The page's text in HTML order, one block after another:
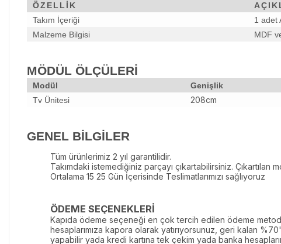
ÖZELLİK
Takım İçeriği
1 adet
Malzeme Bilgisi
MDF
MÖDÜL ÖLÇÜLERİ
Modül Genişlik
Tv Ünitesi 208cm
GENEL BİLGİLER
Tüm ürünlerimiz 2 yıl garantilidir.
Takımdaki istemediğiniz parçayı çıkartabilirsiniz. Çıkartılan
Ortalama 15 25 Gün İçerisinde Teslimatlarımızı sağlıyoruz
ÖDEME SEÇENEKLERİ
Kapıda ödeme seçeneği en çok tercih edilen ödeme
hesaplarımıza kapora olarak yatırıyorsunuz, geri kalan
yapabilir yada kredi kartına tek çekim yada banka